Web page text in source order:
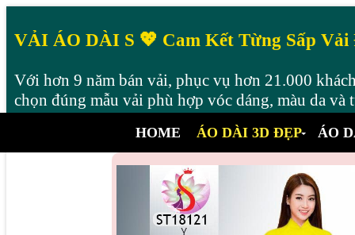
VẢI ÁO DÀI S 💖 Cam Kết Từng Sấp
Với hơn 9 năm bán vải, phục vụ hơn 21.000
chọn đúng mẫu vải phù hợp vóc dáng, màu da
HOME ÁO DÀI 3D ĐẸP ÁO